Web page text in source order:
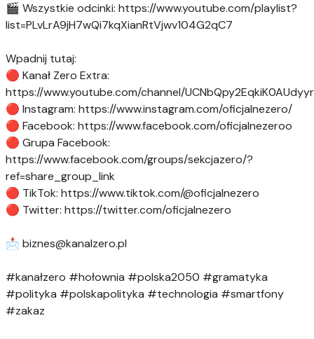
🎬 Wszystkie odcinki: https://www.youtube.com/playlist?
list=PLvLrA9jH7wQi7kqXianRtVjwv104G2qC7
Wpadnij tutaj:
🔴 Kanał Zero Extra:
https://www.youtube.com/channel/
🔴 Instagram: https://www.instagram.com/oficjalnezero/
🔴 Facebook: https://www.facebook.com/oficjalnezeroo
🔴 Grupa Facebook:
https://www.facebook.com/groups/sekcjazero/?
ref=share_group_link
🔴 TikTok: https://www.tiktok.com/@oficjalnezero
🔴 Twitter: https://twitter.com/oficjalnezero
📩 biznes@kanalzero.pl
#kanałzero #hołownia #polska2050 #gramatyka
#polityka #polskapolityka #technologia #smartfony
#zakaz